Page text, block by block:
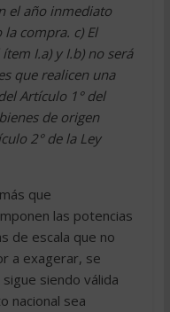
el año inmediato
compra. c) El
I.a) y I.b) no será
que realicen una
Artículo 1° del
de origen
2° de la Ley
que
las potencias
de escala que no
a exagerar, se
siendo válida
nacional sea